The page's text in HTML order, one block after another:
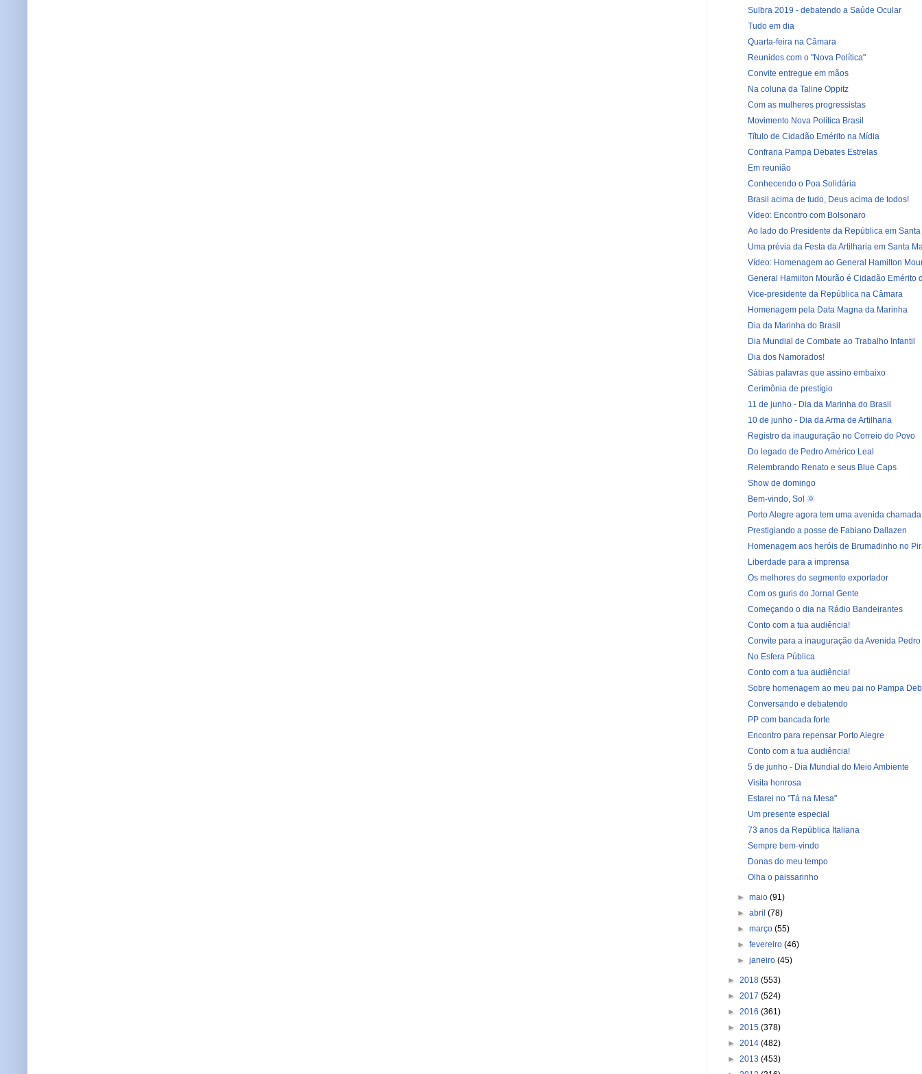
Sulbra 2019 - debatendo a Saúde Ocular
Tudo em dia
Quarta-feira na Câmara
Reunidos com o "Nova Política"
Convite entregue em mãos
Na coluna da Taline Oppitz
Com as mulheres progressistas
Movimento Nova Política Brasil
Título de Cidadão Emérito na Mídia
Confraria Pampa Debates Estrelas
Em reunião
Conhecendo o Poa Solidária
Brasil acima de tudo, Deus acima de todos!
Vídeo: Encontro com Bolsonaro
Ao lado do Presidente da República em
Uma prévia da Festa da Artilharia em Santa
Vídeo: Homenagem ao General Hamilton
General Hamilton Mourão é Cidadão Emérito
Vice-presidente da República na Câmara
Homenagem pela Data Magna da Marinha
Dia da Marinha do Brasil
Dia Mundial de Combate ao Trabalho Infantil
Dia dos Namorados!
Sábias palavras que assino embaixo
Cerimônia de prestígio
11 de junho - Dia da Marinha do Brasil
10 de junho - Dia da Arma de Artilharia
Registro da inauguração no Correio do Povo
Do legado de Pedro Américo Leal
Relembrando Renato e seus Blue Caps
Show de domingo
Bem-vindo, Sol 🌞
Porto Alegre agora tem uma avenida
Prestigiando a posse de Fabiano Dallazen
Homenagem aos heróis de Brumadinho no
Liberdade para a imprensa
Os melhores do segmento exportador
Com os guris do Jornal Gente
Começando o dia na Rádio Bandeirantes
Conto com a tua audiência!
Convite para a inauguração da Avenida Pedro
No Esfera Pública
Conto com a tua audiência!
Sobre homenagem ao meu pai no Pampa
Conversando e debatendo
PP com bancada forte
Encontro para repensar Porto Alegre
Conto com a tua audiência!
5 de junho - Dia Mundial do Meio Ambiente
Visita honrosa
Estarei no "Tá na Mesa"
Um presente especial
73 anos da República Italiana
Sempre bem-vindo
Donas do meu tempo
Olha o paissarinho
►maio(91)
►abril(78)
►março(55)
►fevereiro(46)
►janeiro(45)
► 2018 (553)
► 2017 (524)
► 2016 (361)
► 2015 (378)
► 2014 (482)
► 2013 (453)